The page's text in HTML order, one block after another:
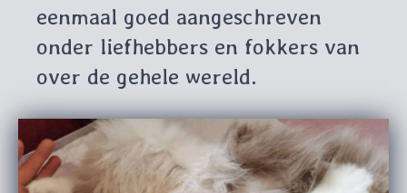
eenmaal goed aangeschreven
onder liefhebbers en fokkers van
over de gehele wereld.